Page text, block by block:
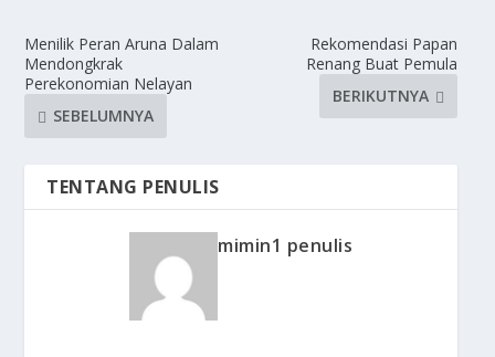
Menilik Peran Aruna Dalam
Mendongkrak
Perekonomian Nelayan
SEBELUMNYA
Rekomendasi Papan
Renang Buat Pemula
BERIKUTNYA
TENTANG PENULIS
mimin1 penulis